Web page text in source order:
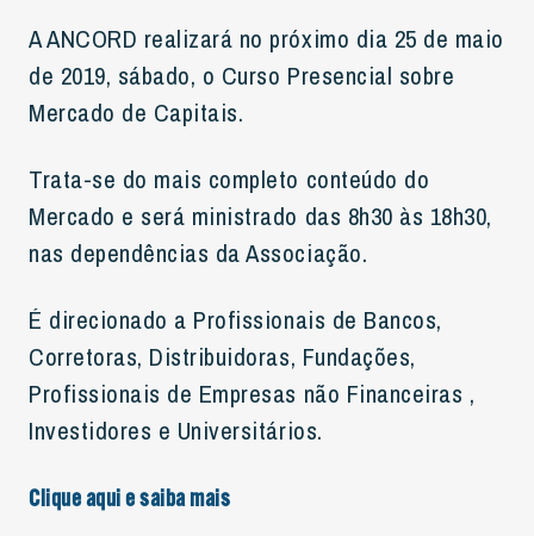
A ANCORD realizará no próximo dia 25 de maio
de 2019, sábado, o Curso Presencial sobre
Mercado de Capitais.
Trata-se do mais completo conteúdo do
Mercado e será ministrado das 8h30 às 18h30,
nas dependências da Associação.
É direcionado a Profissionais de Bancos,
Corretoras, Distribuidoras, Fundações,
Profissionais de Empresas não Financeiras ,
Investidores e Universitários.
Clique aqui e saiba mais